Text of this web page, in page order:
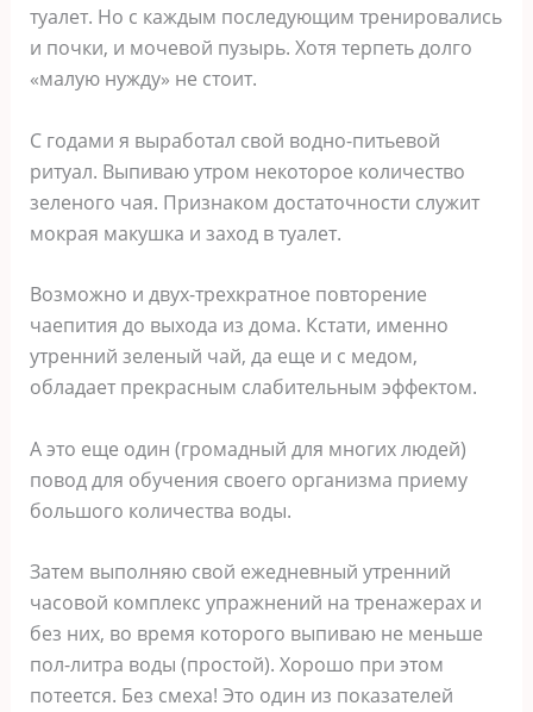
туалет. Но с каждым последующим тренировались
и почки, и мочевой пузырь. Хотя терпеть долго
«малую нужду» не стоит.
С годами я выработал свой водно-питьевой
ритуал. Выпиваю утром некоторое количество
зеленого чая. Признаком достаточности служит
мокрая макушка и заход в туалет.
Возможно и двух-трехкратное повторение
чаепития до выхода из дома. Кстати, именно
утренний зеленый чай, да еще и с медом,
обладает прекрасным слабительным эффектом.
А это еще один (громадный для многих людей)
повод для обучения своего организма приему
большого количества воды.
Затем выполняю свой ежедневный утренний
часовой комплекс упражнений на тренажерах и
без них, во время которого выпиваю не меньше
пол-литра воды (простой). Хорошо при этом
потеется. Без смеха! Это один из показателей